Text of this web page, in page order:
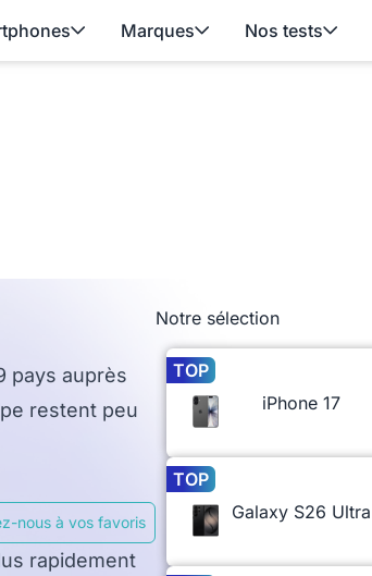
Marques Nos tests
pays auprès
restent peu
nous à vos favoris
rapidement
Notre sélection
TOP
iPhone 17
TOP
Galaxy S26 Ultra